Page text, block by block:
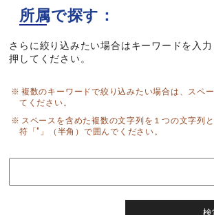
所属で探す：
さらに絞り込みたい場合はキーワードを入
押してください。
複数のキーワードで絞り込みたい場合は、スペ
てください。
スペースを含めた複数の文字列を１つの文字列
符「"」（半角）で囲んでください。